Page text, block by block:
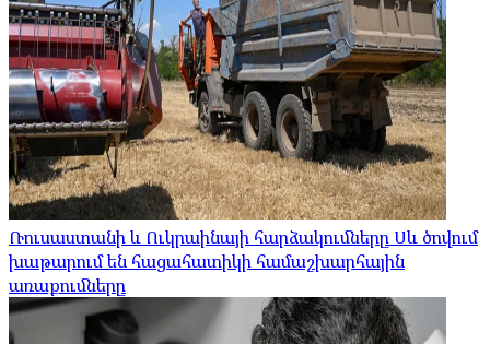
Ռուսաստանի և Ուկրաինայի հարձակումները Սև ծովում
խաթարում են հացահատիկի համաշխարհային
առաքումները